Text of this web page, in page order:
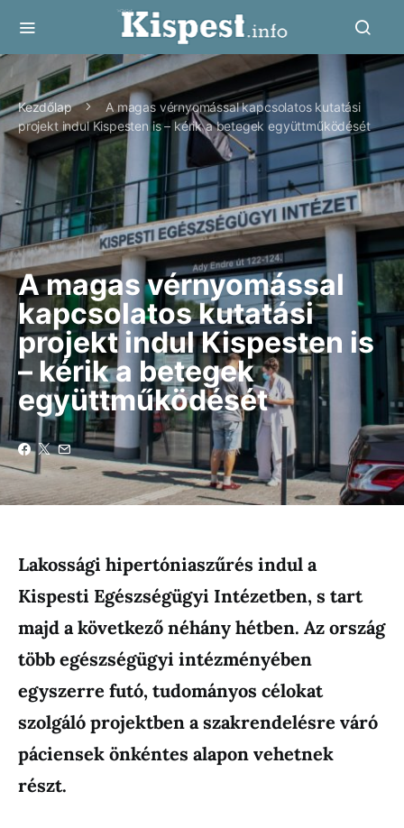
Kezdőlap
A magas vérnyomással kapcsolatos kutatási
projekt indul Kispesten is – kérik a betegek együttműködését
A magas vérnyomással
kapcsolatos kutatási
projekt indul Kispesten is
– kérik a betegek
együttműködését
Lakossági hipertóniaszűrés indul a
Kispesti Egészségügyi Intézetben, s tart
majd a következő néhány hétben. Az ország
több egészségügyi intézményében
egyszerre futó, tudományos célokat
szolgáló projektben a szakrendelésre váró
páciensek önkéntes alapon vehetnek
részt.